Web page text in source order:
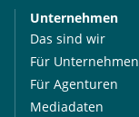
Unternehmen
Das sind wir
Für Unternehmen
Für Agenturen
Mediadaten